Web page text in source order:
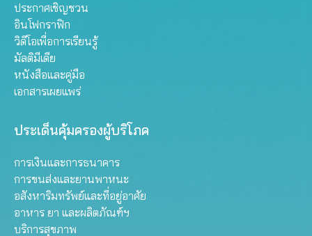
ประกาศเชิญชวน
อินโฟกราฟิก
วิดีโอเพื่อการเรียนรู้
มัลติมีเดีย
หนังสือและคู่มือ
เอกสารเผยแพร่
ประเด็นคุ้มครองผู้บริโภค
การเงินและการธนาคาร
การขนส่งและยานพาหนะ
อสังหาริมทรัพย์และที่อยู่อาศัย
อาหาร ยา และผลิตภัณฑ์ฯ
บริการสุขภาพ